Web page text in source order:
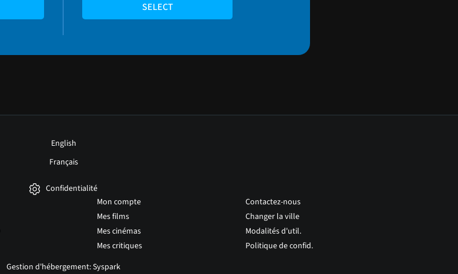
SELECT
English
Français
Confidentialité
Mon compte
Mes films
Mes cinémas
Mes critiques
Contactez-nous
Changer la ville
Modalités d'util.
Politique de confid.
Gestion d'hébergement: Syspark